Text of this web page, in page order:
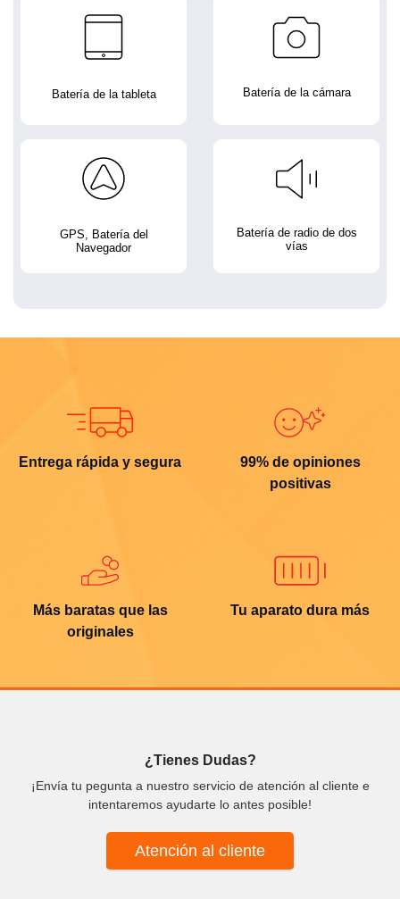
Batería de la tableta Batería de la cámara
GPS, Batería del
Navegador
Batería de radio de dos
vías
Entrega rápida y segura
99% de opiniones
positivas
Más baratas que las
originales
Tu aparato dura más
¿Tienes Dudas?
¡Envía tu pegunta a nuestro servicio de atención al cliente e
intentaremos ayudarte lo antes posible!
Atención al cliente